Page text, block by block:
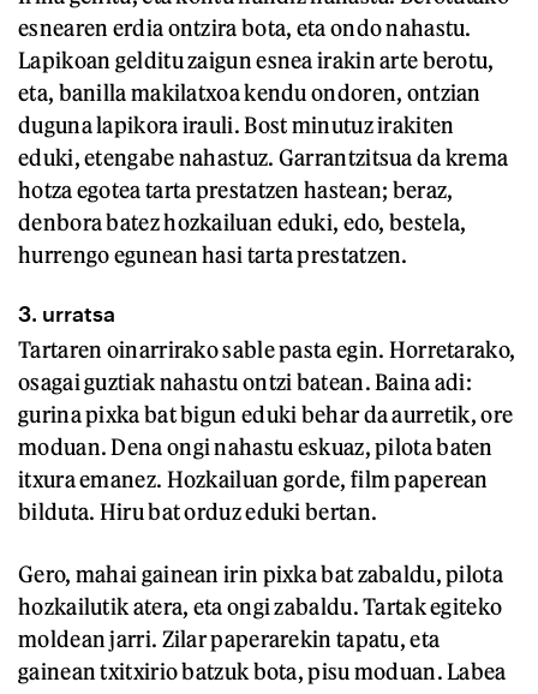
esnearen erdia ontzira bota, eta ondo nahastu.
Lapikoan gelditu zaigun esnea irakin arte berotu,
eta, banilla makilatxoa kendu ondoren, ontzian
duguna lapikora irauli. Bost minutuz irakiten
eduki, etengabe nahastuz. Garrantzitsua da krema
hotza egotea tarta prestatzen hastean; beraz,
denbora batez hozkailuan eduki, edo, bestela,
hurrengo egunean hasi tarta prestatzen.
3. urratsa
Tartaren oinarrirako sable pasta egin. Horretarako,
osagai guztiak nahastu ontzi batean. Baina adi:
gurina pixka bat bigun eduki behar da aurretik, ore
moduan. Dena ongi nahastu eskuaz, pilota baten
itxura emanez. Hozkailuan gorde, film paperean
bilduta. Hiru bat orduz eduki bertan.
Gero, mahai gainean irin pixka bat zabaldu, pilota
hozkailutik atera, eta ongi zabaldu. Tartak egiteko
moldean jarri. Zilar paperarekin tapatu, eta
gainean txitxirio batzuk bota, pisu moduan. Labea